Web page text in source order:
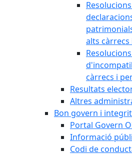
alts
càrrecs i
Resultats
Altres
Bon govern i
Portal Govern
Informació
Codi de